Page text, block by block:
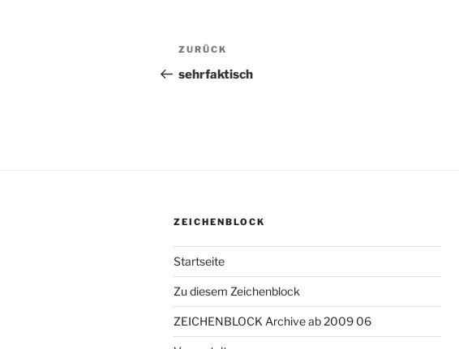
Beitragsnavigation
Vorheriger
Beitrag
ZURÜCK
sehrfaktisch
ZEICHENBLOCK
Startseite
Zu diesem Zeichenblock
ZEICHENBLOCK Archive ab 2009 06